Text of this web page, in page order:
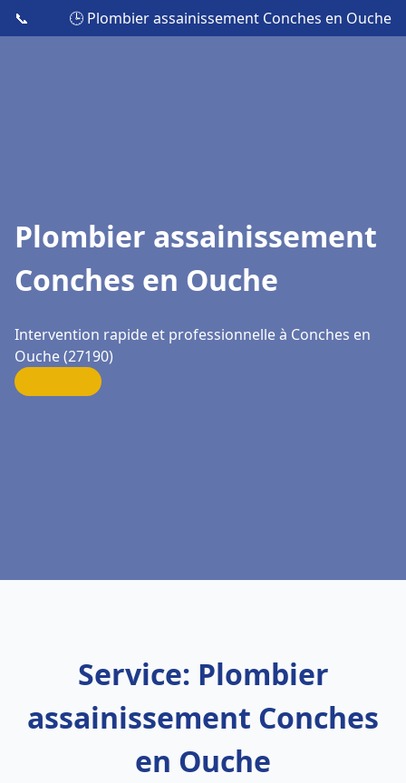
📞 🕒 Plombier assainissement Conches en Ouche
Plombier assainissement
Conches en Ouche
Intervention rapide et professionnelle à Conches en
Ouche (27190)
Service: Plombier
assainissement Conches
en Ouche